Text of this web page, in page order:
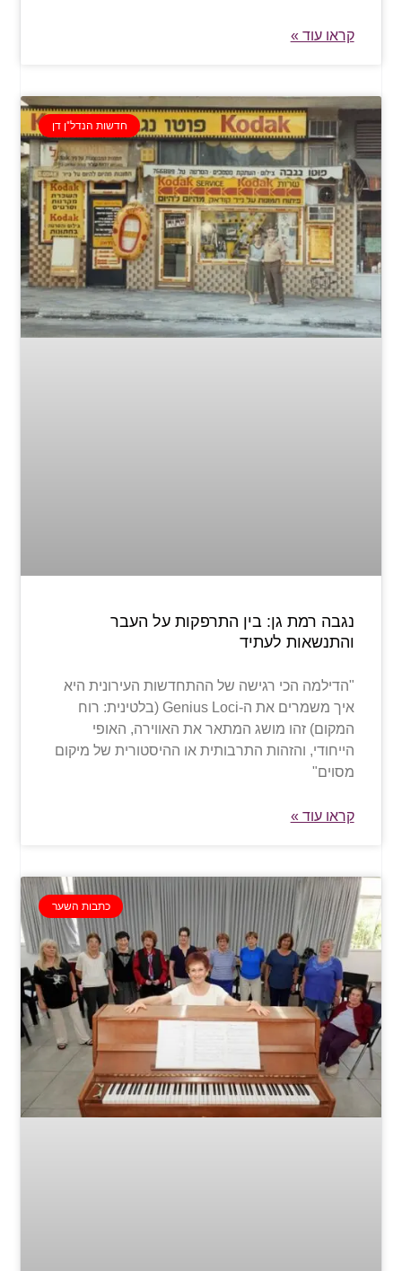
קראו עוד »
חדשות הנדל"ן דן
נגבה רמת גן: בין התרפקות על העבר
והתנשאות לעתיד
"הדילמה הכי רגישה של ההתחדשות העירונית היא
איך משמרים את ה-Genius Loci (בלטינית: רוח
המקום) זהו מושג המתאר את האווירה, האופי
הייחודי, והזהות התרבותית או ההיסטורית של מיקום
מסוים"
קראו עוד »
כתבות השער